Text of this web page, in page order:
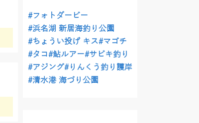
#フォトダービー
#浜名湖 新居海釣り公園
#ちょうい投げ キス#マゴチ
#タコ#鮎ルアー#サビキ釣り
#アジング#りんくう釣り護岸
#清水港 海づり公園